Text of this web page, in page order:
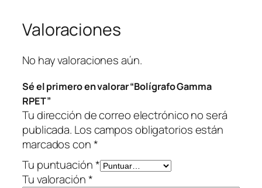
E
c
n
t
d
a
d
Valoraciones
No hay valoraciones aún.
Sé el primero en valorar “Bolígrafo Gamma
RPET”
Tu dirección de correo electrónico no será
publicada. Los campos obligatorios están
marcados con*
Tu puntuación*
Tu valoración*